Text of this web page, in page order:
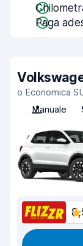
Paga
o Economica
Manuale